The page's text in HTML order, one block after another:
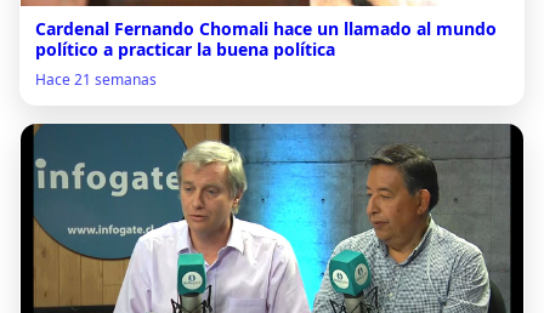
Cardenal Fernando Chomali hace un llamado al mundo
político a practicar la buena política
Hace 21 semanas